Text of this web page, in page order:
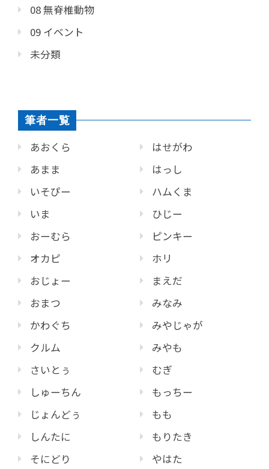
08 無脊椎動物
09 イベント
未分類
筆者一覧
あおくら
あまま
いそぴー
いま
おーむら
オカピ
おじょー
おまつ
かわぐち
クルム
さいとぅ
しゅーちん
じょんどぅ
しんたに
そにどり
はせがわ
はっし
ハムくま
ひじー
ピンキー
ホリ
まえだ
みなみ
みやじゃが
みやも
むぎ
もっちー
もも
もりたき
やはた